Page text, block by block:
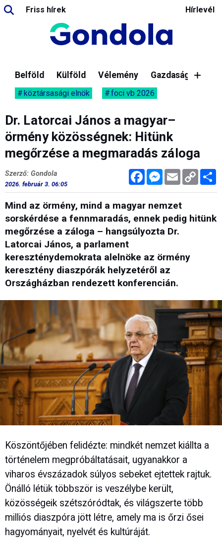
Friss hírek Hírlevél
Belföld Külföld Vélemény Gazdaság
köztársasági elnök foci vb 2026
Dr. Latorcai János a magyar–
örmény közösségnek: Hitünk
megőrzése a megmaradás záloga
FacebookMessenger
Email Copy
Link
Szerző: Gondola
2026. február 3. 06:05
Mind az örmény, mind a magyar nemzet
sorskérdése a fennmaradás, ennek pedig hitünk
megőrzése a záloga – hangsúlyozta Dr.
Latorcai János, a parlament
kereszténydemokrata alelnöke az örmény
keresztény diaszpórák helyzetéről az
Országházban rendezett konferencián.
Köszöntőjében felidézte: mindkét nemzet kiállta a
történelem megpróbáltatásait, ugyanakkor a
viharos évszázadok súlyos sebeket ejtettek rajtuk.
Önálló létük többször is veszélybe került,
közösségeik szétszóródtak, és világszerte több
milliós diaszpóra jött létre, amely ma is őrzi ősei
hagyományait, nyelvét és kultúráját.